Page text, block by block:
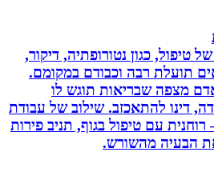
כגון נטורופתיה, דיקור,
רבה וכבודם במקומם.
שבריאות תוגש לו
להתאכזב. שילוב של עבודת
עם טיפול בגוף, תניב פירות
מהשורש.